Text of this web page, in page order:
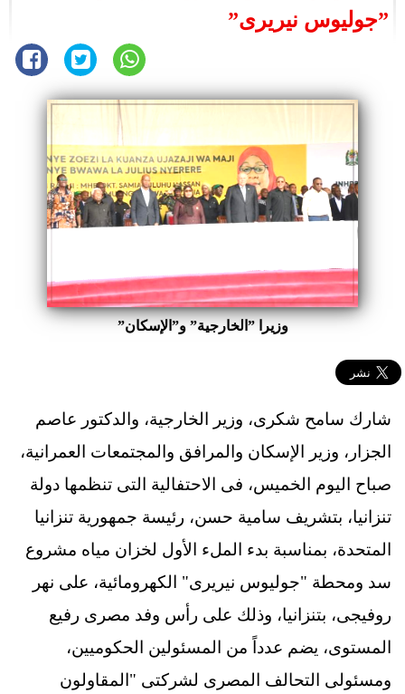
”جوليوس نيريرى”
وزيرا ”الخارجية” و”الإسكان”
شارك سامح شكرى، وزير الخارجية، والدكتور عاصم
الجزار، وزير الإسكان والمرافق والمجتمعات العمرانية،
صباح اليوم الخميس، فى الاحتفالية التى تنظمها دولة
تنزانيا، بتشريف سامية حسن، رئيسة جمهورية تنزانيا
المتحدة، بمناسبة بدء الملء الأول لخزان مياه مشروع
سد ومحطة "جوليوس نيريرى" الكهرومائية، على نهر
روفيجى، بتنزانيا، وذلك على رأس وفد مصرى رفيع
المستوى، يضم عدداً من المسئولين الحكوميين،
ومسئولى التحالف المصرى لشركتى "المقاولون